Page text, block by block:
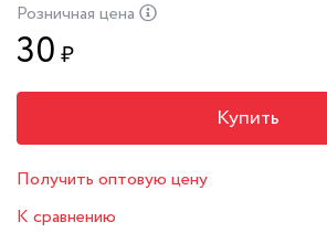
Розничная цена
30 ₽
Купить
Получить оптовую цену
К сравнению